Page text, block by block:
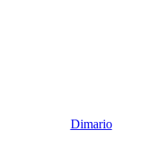
Dimario